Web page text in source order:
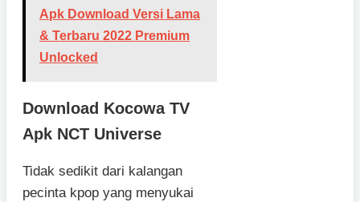
Apk Download Versi Lama
& Terbaru 2022 Premium
Unlocked
Download Kocowa TV
Apk NCT Universe
Tidak sedikit dari kalangan
pecinta kpop yang menyukai